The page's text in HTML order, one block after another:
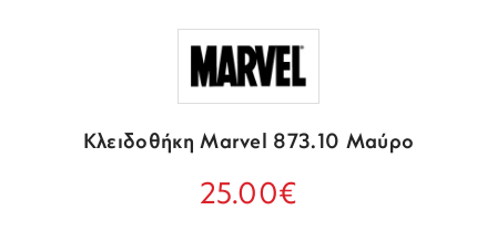
Κλειδοθήκη Marvel 873.10 Μαύρο
25.00€